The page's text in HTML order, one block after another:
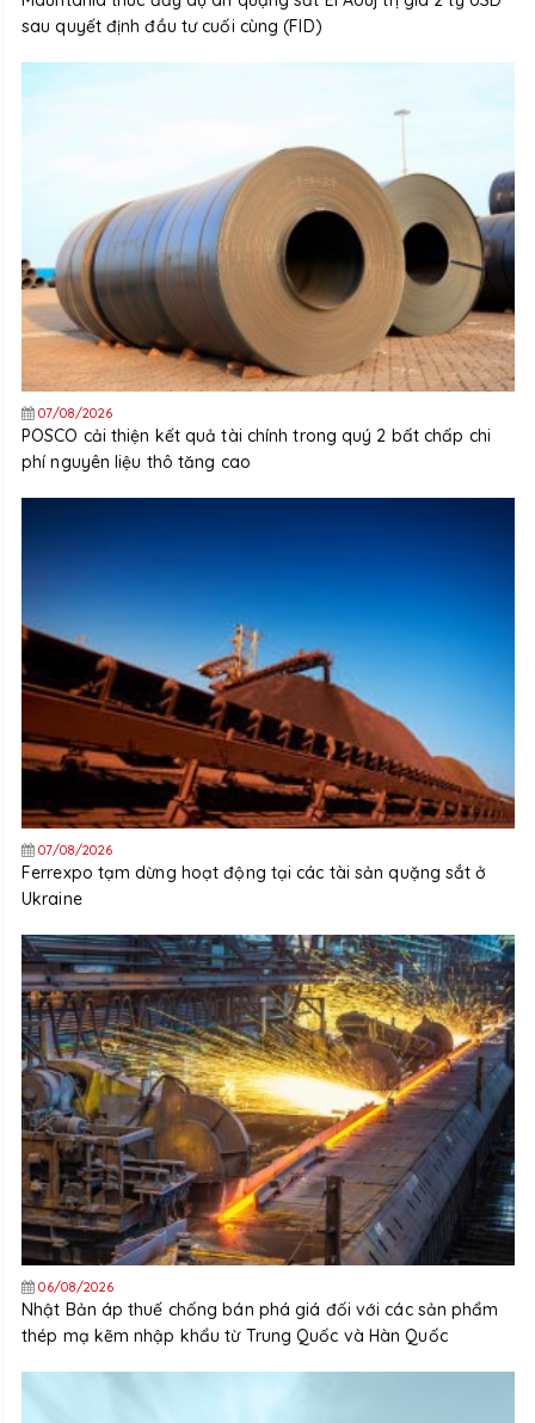
sau quyết định đầu tư cuối cùng (FID)
07/08/2026
POSCO cải thiện kết quả tài chính trong quý 2 bất chấp chi
phí nguyên liệu thô tăng cao
07/08/2026
Ferrexpo tạm dừng hoạt động tại các tài sản quặng sắt ở
Ukraine
06/08/2026
Nhật Bản áp thuế chống bán phá giá đối với các sản phẩm
thép mạ kẽm nhập khẩu từ Trung Quốc và Hàn Quốc